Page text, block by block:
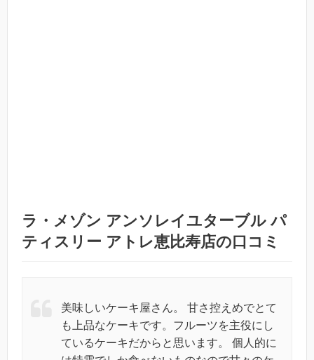
ラ・メゾン アンソレイユターブル パ
ティスリー アトレ恵比寿店の口コミ
美味しいケーキ屋さん。 甘さ控えめでとて
も上品なケーキです。フルーツを主役にし
ているケーキだからと思います。 個人的に